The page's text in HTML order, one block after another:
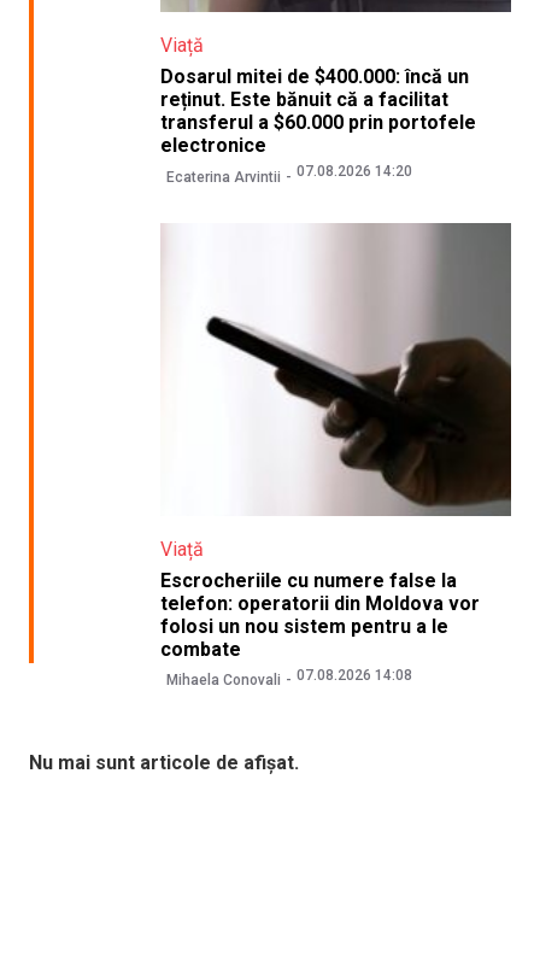
Viață
Dosarul mitei de $400.000: încă un
reținut. Este bănuit că a facilitat
transferul a $60.000 prin portofele
electronice
Ecaterina Arvintii 07.08.2026 14:20
Viață
Escrocheriile cu numere false la
telefon: operatorii din Moldova vor
folosi un nou sistem pentru a le
combate
Mihaela Conovali 07.08.2026 14:08
Nu mai sunt articole de afișat.